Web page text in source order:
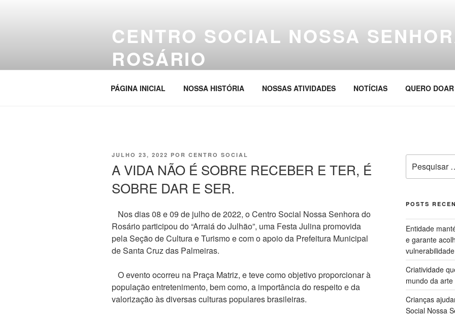
CENTRO SOCIAL NOSSA
ROSÁRIO
PÁGINA INICIAL NOSSA HISTÓRIA NOSSAS ATIVIDADES NOTÍCIAS QUERO DOAR
PUBLICADO
JULHO 23, 2022 POR CENTRO SOCIAL
A VIDA NÃO É SOBRE RECEBER E TER, É
SOBRE DAR E SER.
Nos dias 08 e 09 de julho de 2022, o Centro Social Nossa Senhora do
Rosário participou do “Arraiá do Julhão”, uma Festa Julina promovida
pela Seção de Cultura e Turismo e com o apoio da Prefeitura Municipal
de Santa Cruz das Palmeiras.
O evento ocorreu na Praça Matriz, e teve como objetivo proporcionar à
população entretenimento, bem como, a importância do respeito e da
valorização às diversas culturas populares brasileiras.
por:
POSTS
Entidade
e garante
vulnerabilidade
Criatividade
mundo da
Crianças
Social Nossa